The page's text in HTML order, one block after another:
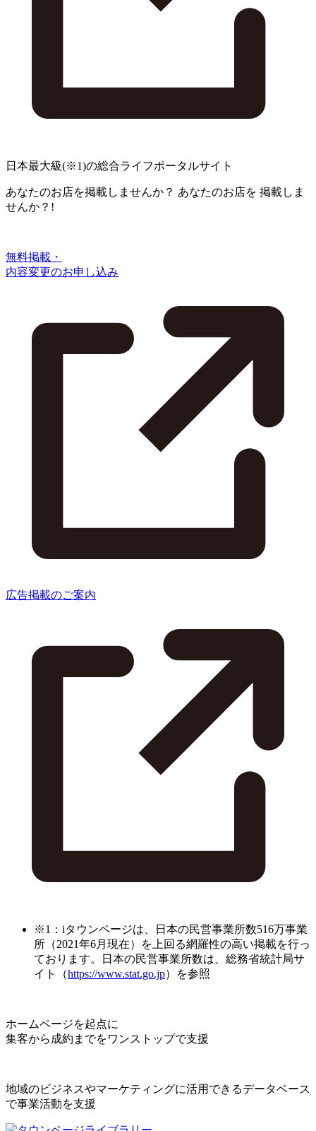
日本最大級(※1)の総合ライフポータルサイト
あなたのお店を掲載しませんか？ あなたのお店を 掲載しま
せんか？!
無料掲載・
内容変更のお申し込み
広告掲載のご案内
※1：iタウンページは、日本の民営事業所数516万事業
所（2021年6月現在）を上回る網羅性の高い掲載を行っ
ております。日本の民営事業所数は、総務省統計局サ
イト（https://www.stat.go.jp）を参照
ホームページを起点に
集客から成約までをワンストップで支援
地域のビジネスやマーケティングに活用できるデータベース
で事業活動を支援